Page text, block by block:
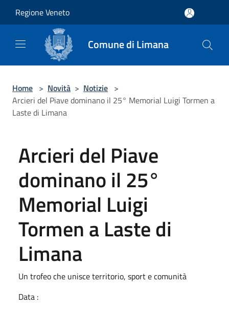
Regione Veneto
Comune di Limana
Home > Novità > Notizie >
Arcieri del Piave dominano il 25° Memorial Luigi Tormen a
Laste di Limana
Arcieri del Piave
dominano il 25°
Memorial Luigi
Tormen a Laste di
Limana
Un trofeo che unisce territorio, sport e comunità
Data :